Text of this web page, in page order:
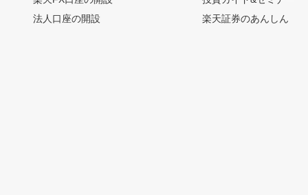
法人口座の開設
楽天証券のあんしん